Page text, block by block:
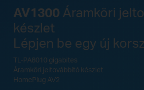
AV1300 Áramköri
készlet
Lépjen be egy új
TL-PA8010 gigabites
Áramköri jeltovábbító készlet
HomePlug AV2